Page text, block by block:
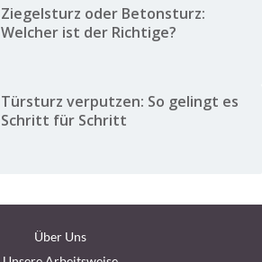
Ziegelsturz oder Betonsturz:
Welcher ist der Richtige?
Türsturz verputzen: So gelingt es
Schritt für Schritt
Über Uns